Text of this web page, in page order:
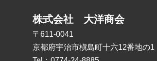
株式会社 大洋商会
〒611-0041
京都府宇治市槇島町十六12番地の1